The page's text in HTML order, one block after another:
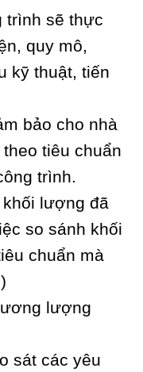
trình sẽ thực
quy mô,
kỹ thuật, tiến
bảo cho nhà
tiêu chuẩn
trình.
lượng đã
so sánh khối
chuẩn mà
lượng
sát các yêu